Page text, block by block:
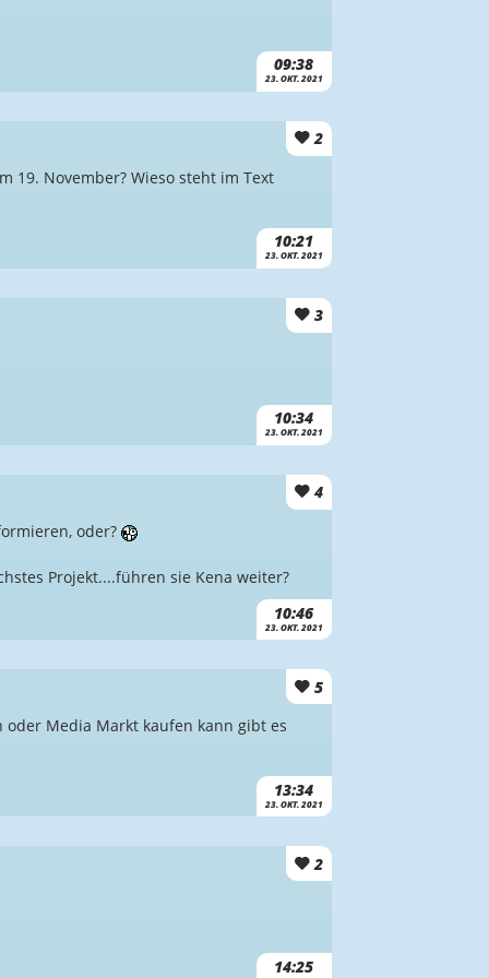
09:38
23. OKT. 2021
2
10:21
23. OKT. 2021
19. November? Wieso steht im Text
3
10:34
23. OKT. 2021
4
10:46
23. OKT. 2021
oder?
Projekt....führen sie Kena weiter?
5
13:34
23. OKT. 2021
Media Markt kaufen kann gibt es
2
14:25